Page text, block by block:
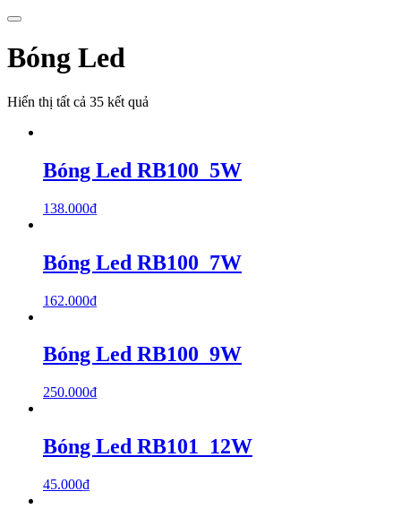
Bóng Led
Hiển thị tất cả 35 kết quả
Bóng Led RB100_5W
138.000₫
Bóng Led RB100_7W
162.000₫
Bóng Led RB100_9W
250.000₫
Bóng Led RB101_12W
45.000₫